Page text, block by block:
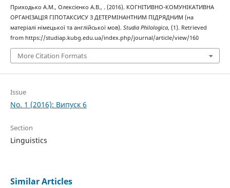
Приходько А.М., Олексієнко А.В., . (2016). КОГНІТИВНО-КОМУНІКАТИВНА
ОРГАНІЗАЦІЯ ГІПОТАКСИСУ З ДЕТЕРМІНАНТНИМ ПІДРЯДНИМ (на
матеріалі німецької та англійської мов). Studia Philologica, (1). Retrieved
from https://studiap.kubg.edu.ua/index.php/journal/article/view/160
More Citation Formats
Issue
No. 1 (2016): Випуск 6
Section
Linguistics
Similar Articles